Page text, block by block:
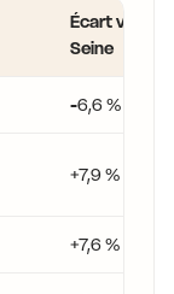
Écart vs
Seine
-6,6 %
+7,9 %
+7,6 %